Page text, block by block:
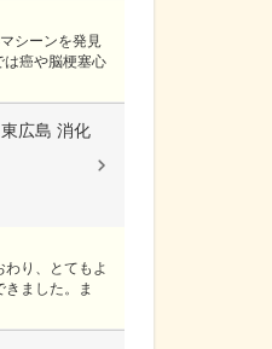
シーンを発見
は癌や脳梗塞心
広島 消化
り、とてもよ
ました。ま